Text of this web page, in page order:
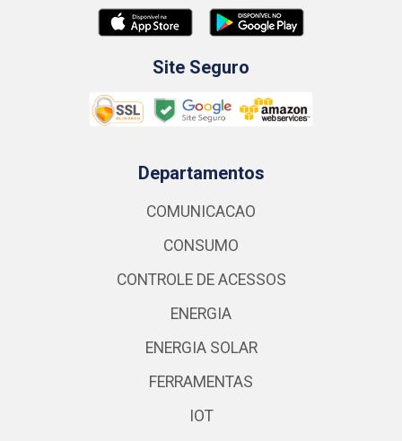
Site Seguro
Departamentos
COMUNICACAO
CONSUMO
CONTROLE DE ACESSOS
ENERGIA
ENERGIA SOLAR
FERRAMENTAS
IOT